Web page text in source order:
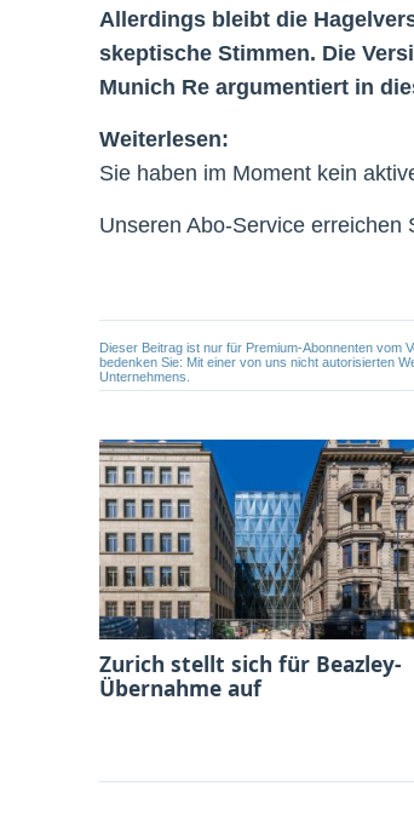
Allerdings bleibt die
skeptische Stimmen. Die
Munich Re argumentiert in
Weiterlesen:
Sie haben im Moment kein
Unseren Abo-Service erreichen
Dieser Beitrag ist nur für Premium-Abonnenten vom
bedenken Sie: Mit einer von uns nicht autorisierten
Unternehmens.
Zurich stellt sich für Beazley-
Übernahme auf